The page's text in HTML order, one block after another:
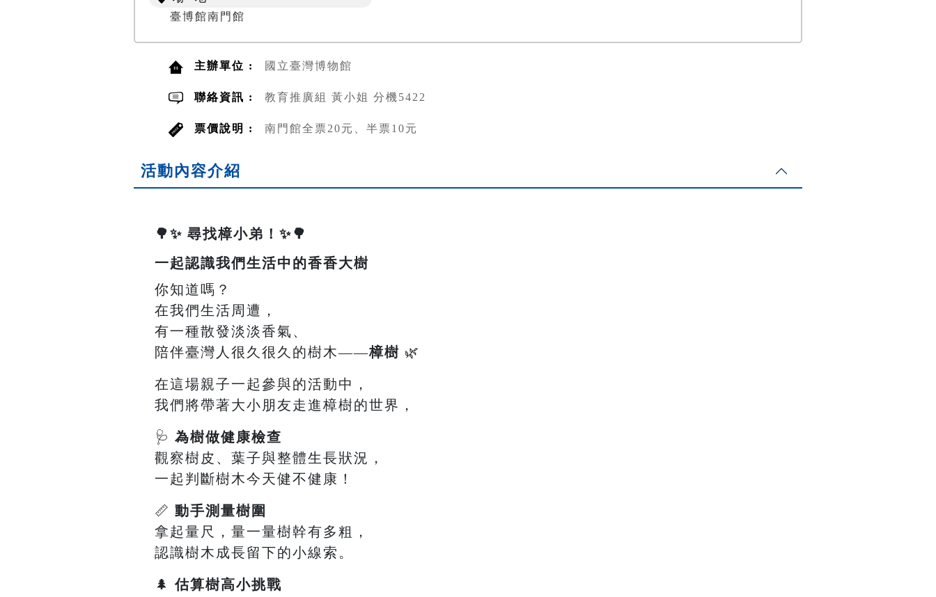
臺博館南門館
主辦單位 : 國立臺灣博物館
聯絡資訊 : 教育推廣組 黃小姐 分機5422
票價說明 : 南門館全票20元、半票10元
活動內容介紹
🌳✨ 尋找樟小弟！✨🌳
一起認識我們生活中的香香大樹
你知道嗎？
在我們生活周遭，
有一種散發淡淡香氣、
陪伴臺灣人很久很久的樹木——樟樹 🌿
在這場親子一起參與的活動中，
我們將帶著大小朋友走進樟樹的世界，
🩺 為樹做健康檢查
觀察樹皮、葉子與整體生長狀況，
一起判斷樹木今天健不健康！
📏 動手測量樹圍
拿起量尺，量一量樹幹有多粗，
認識樹木成長留下的小線索。
🌲估算樹高小挑戰